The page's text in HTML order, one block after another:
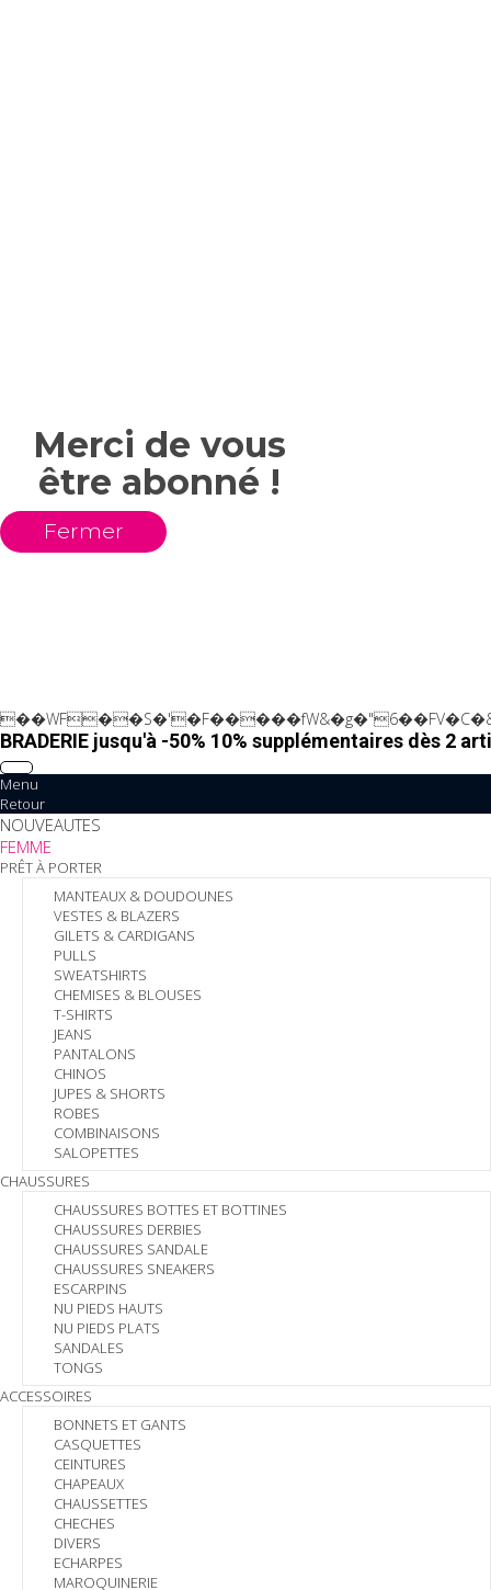
Merci de vous
être abonné !
Fermer
BRADERIE jusqu'à -50% 10% supplémentaires dès 2
Menu
Retour
NOUVEAUTES
FEMME
PRÊT À PORTER
MANTEAUX & DOUDOUNES
VESTES & BLAZERS
GILETS & CARDIGANS
PULLS
SWEATSHIRTS
CHEMISES & BLOUSES
T-SHIRTS
JEANS
PANTALONS
CHINOS
JUPES & SHORTS
ROBES
COMBINAISONS
SALOPETTES
CHAUSSURES
CHAUSSURES BOTTES ET BOTTINES
CHAUSSURES DERBIES
CHAUSSURES SANDALE
CHAUSSURES SNEAKERS
ESCARPINS
NU PIEDS HAUTS
NU PIEDS PLATS
SANDALES
TONGS
ACCESSOIRES
BONNETS ET GANTS
CASQUETTES
CEINTURES
CHAPEAUX
CHAUSSETTES
CHECHES
DIVERS
ECHARPES
MAROQUINERIE